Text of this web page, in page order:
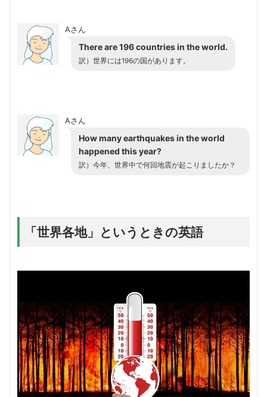
Aさん
There are 196 countries in the world.
訳）世界には196の国があります。
Aさん
How many earthquakes in the world
happened this year?
訳）今年、世界中で何回地震が起こりましたか？
「世界各地」というときの英語